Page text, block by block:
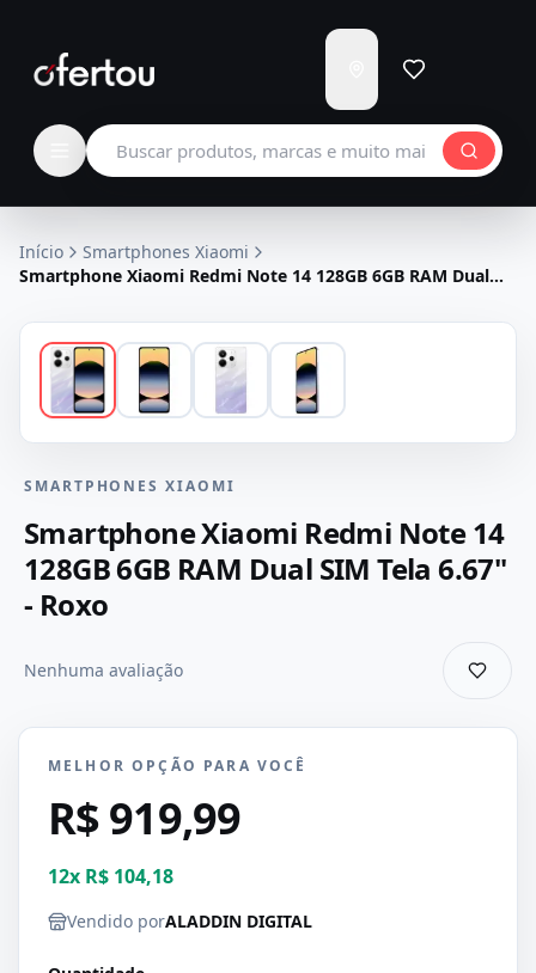
para
Carregando...
Buscar produtos
Início
Smartphones Xiaomi
Smartphone Xiaomi Redmi Note 14 128GB 6GB RAM Dual
SMARTPHONES XIAOMI
Smartphone Xiaomi Redmi Note 14
128GB 6GB RAM Dual SIM Tela 6.67"
- Roxo
Nenhuma avaliação
MELHOR OPÇÃO PARA VOCÊ
R$ 919,99
12x R$ 104,18
Vendido porALADDIN DIGITAL